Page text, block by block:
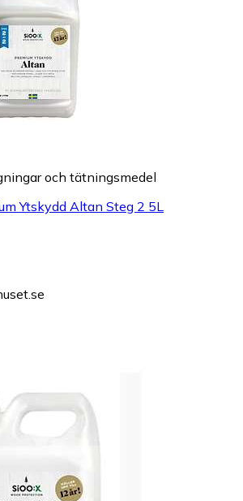
och tätningsmedel
Ytskydd Altan Steg 2 5L